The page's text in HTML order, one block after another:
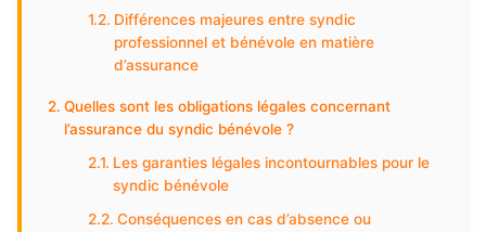
Différences majeures entre syndic
professionnel et bénévole en matière
d’assurance
Quelles sont les obligations légales concernant
l’assurance du syndic bénévole ?
Les garanties légales incontournables pour le
syndic bénévole
Conséquences en cas d’absence ou